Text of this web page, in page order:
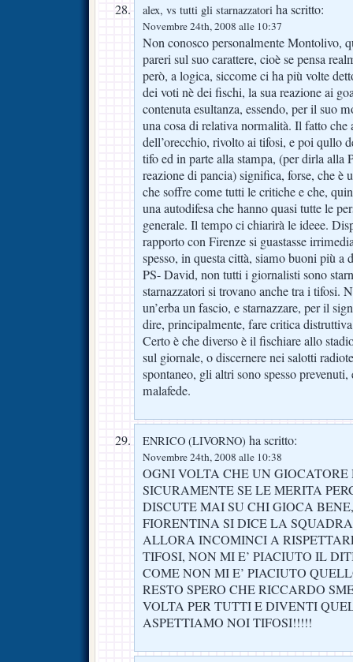
alex, vs tutti gli starnazzatori ha scritto:
Novembre 24th, 2008 alle 10:37
Non conosco personalmente Montolivo,
pareri sul suo carattere, cioè se pensa
però, a logica, siccome ci ha più volte
dei voti nè dei fischi, la sua reazione ai
contenuta esultanza, essendo, per il suo
una cosa di relativa normalità. Il fatto
dell’orecchio, rivolto ai tifosi, e poi qullo
tifo ed in parte alla stampa, (per dirla alla
reazione di pancia) significa, forse, che è
che soffre come tutti le critiche e che,
una autodifesa che hanno quasi tutte le
generale. Il tempo ci chiarirà le ideee.
rapporto con Firenze si guastasse
spesso, in questa città, siamo buoni più a
PS- David, non tutti i giornalisti sono
starnazzatori si trovano anche tra i tifosi.
un’erba un fascio, e starnazzare, per il
dire, principalmente, fare critica
Certo è che diverso è il fischiare allo
sul giornale, o discernere nei salotti
spontaneo, gli altri sono spesso
malafede.
ENRICO (LIVORNO) ha scritto:
Novembre 24th, 2008 alle 10:38
OGNI VOLTA CHE UN
SICURAMENTE SE LE MERITA
DISCUTE MAI SU CHI GIOCA
FIORENTINA SI DICE LA
ALLORA INCOMINCI A
TIFOSI, NON MI E’ PIACIUTO IL
COME NON MI E’ PIACIUTO
RESTO SPERO CHE RICCARDO
VOLTA PER TUTTI E DIVENTI
ASPETTIAMO NOI TIFOSI!!!!!